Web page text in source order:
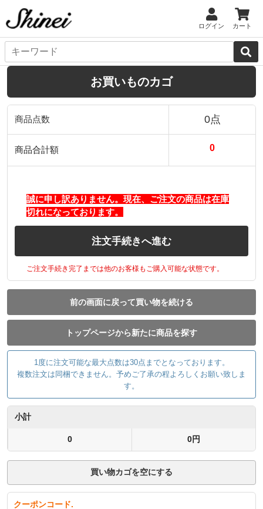
ログイン カート
お買いものカゴ
商品点数 0点
商品合計額 0
誠に申し訳ありません。現在、ご注文の商品は在庫
切れになっております。
注文手続きへ進む
ご注文手続き完了までは他のお客様もご購入可能な状態です。
前の画面に戻って買い物を続ける
トップページから新たに商品を探す
1度に注文可能な最大点数は30点までとなっております。
複数注文は同梱できません。予めご了承の程よろしくお願い致しま
す。
小計
0 0円
買い物カゴを空にする
クーポンコード.